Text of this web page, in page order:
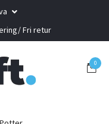
Fri retur
0